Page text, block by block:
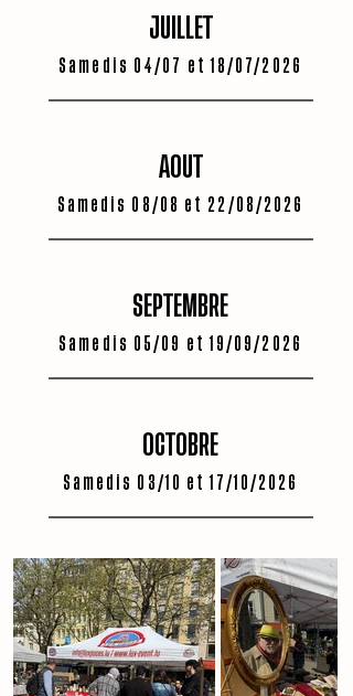
JUILLET
Samedis 04/07 et 18/07/2026
AOUT
Samedis 08/08 et 22/08/2026
SEPTEMBRE
Samedis 05/09 et 19/09/2026
OCTOBRE
Samedis 03/10 et 17/10/2026